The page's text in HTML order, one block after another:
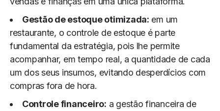
Gestão de estoque otimizada: em um
restaurante, o controle de estoque é parte
fundamental da estratégia, pois lhe permite
acompanhar, em tempo real, a quantidade de cada
um dos seus insumos, evitando desperdícios com
compras fora de hora.
Controle financeiro: a gestão financeira de